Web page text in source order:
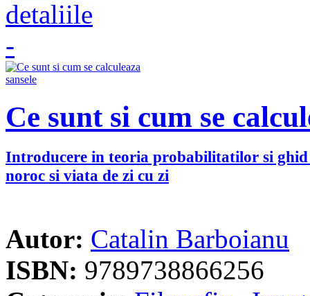
Ce sunt si cum se
Introducere in teoria probabilitatilor si
noroc si viata de zi cu zi
Autor: Catalin Barboianu
ISBN: 9789738866256